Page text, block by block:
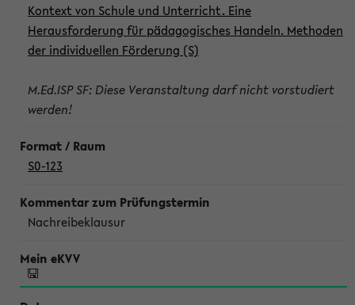
Kontext von Schule und Unterricht. Eine
Herausforderung für pädagogisches Handeln. Methoden
der individuellen Förderung (S)
M.Ed.ISP SF: Diese Veranstaltung darf nicht vorstudiert
werden!
S0-123
Nachreibeklausur